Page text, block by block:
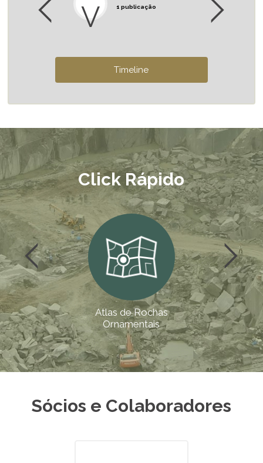
Click Rápido
Sócios e Colaboradores